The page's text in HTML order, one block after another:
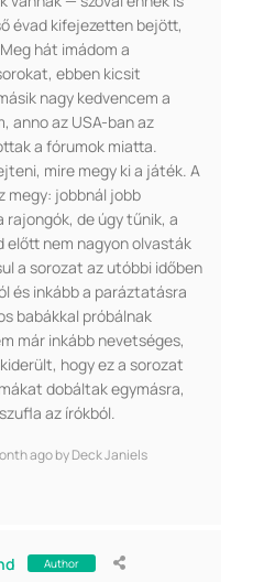
évad kifejezetten bejött,
hát imádom a
ebben kicsit
nagy kedvencem a
anno az USA-ban az
a fórumok miatta.
mire megy ki a játék. A
megy: jobbnál jobb
de úgy tűnik, a
előtt nem nagyon olvasták
a sorozat az utóbbi időben
és inkább a paráztatásra
babákkal próbálnak
már inkább nevetséges,
hogy ez a sorozat
dobáltak egymásra,
az írókból.
ago by Deck Janiels
Author